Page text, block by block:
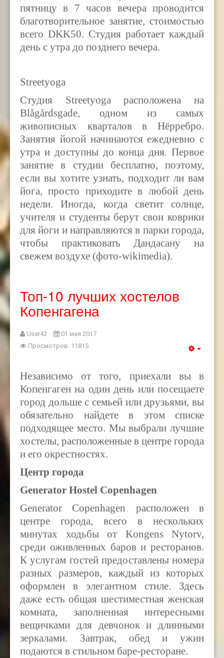
пятницу в 7 часов вечера проводится
благотворительное занятие, стоимостью
всего DKK50. Студия работает каждый
день с утра до позднего вечера.
Streetyoga
Студия Streetyoga расположена на
Blågårdsgade, одном из самых
живописных кварталов в Нёрребро.
Занятия йогой начинаются ежедневно с
утра и доступны до конца дня. Первое
занятие в студии бесплатно, поэтому,
если вы хотите узнать, подходит ли вам
йога, просто приходите в любой день
недели. Иногда, когда светит солнце,
учителя и студенты берут свои коврики
для йоги и направляются в парки города,
чтобы практиковать Дандасану на
свежем воздухе (фото-wikimedia).
Топ-10 лучших хостелов
Копенгагена
User42
01 мая 2017
Просмотров: 11815
Независимо от того, приехали вы в
Копенгаген на один день или посещаете
город дольше с семьей или друзьями, вы
обязательно найдете в этом списке
подходящее место. Мы выбрали лучшие
хостелы, расположенные в центре города
и его окрестностях.
Центр города
Generator Hostel Copenhagen
Generator Copenhagen расположен в
центре города, всего в нескольких
минутах ходьбы от Kongens Nytorv,
среди оживленных баров и ресторанов.
К услугам гостей предоставлены номера
разных размеров, каждый из которых
оформлен в элегантном стиле. Здесь
даже есть общая шестиместная женская
комната, заполненная интересными
вещичками для девчонок и длинными
зеркалами. Завтрак, обед и ужин
подаются в стильном баре-ресторане.